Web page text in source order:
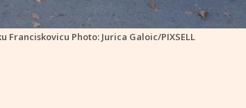
Photo: Jurica Galoic/PIXSELL